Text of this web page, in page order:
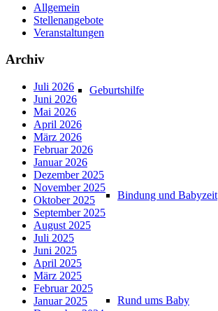
Geburtshilfe
Bindung und Babyzeit
Rund ums Baby
Allgemein
Stellenangebote
Veranstaltungen
Archiv
Juli 2026
Juni 2026
Mai 2026
April 2026
März 2026
Februar 2026
Januar 2026
Dezember 2025
November 2025
Oktober 2025
September 2025
August 2025
Juli 2025
Juni 2025
April 2025
März 2025
Februar 2025
Januar 2025